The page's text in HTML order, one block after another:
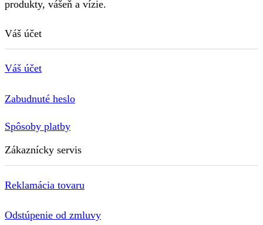
produkty, vášeň a vízie.
Váš účet
Váš účet
Zabudnuté heslo
Spôsoby platby
Zákaznícky servis
Reklamácia tovaru
Odstúpenie od zmluvy